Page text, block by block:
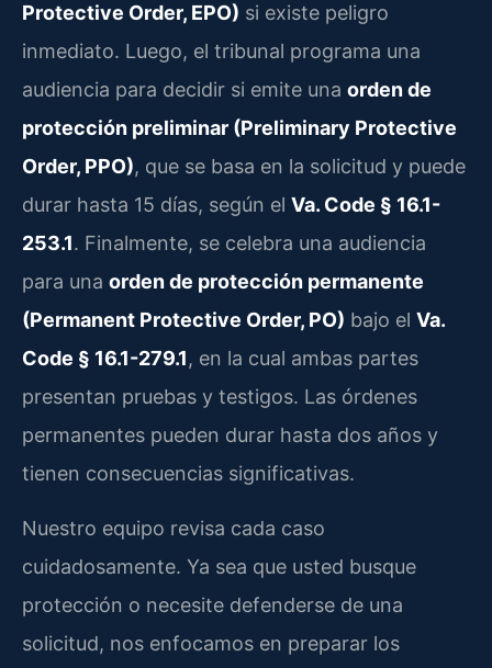
Protective Order, EPO) si existe peligro
inmediato. Luego, el tribunal programa una
audiencia para decidir si emite una orden de
protección preliminar (Preliminary Protective
Order, PPO), que se basa en la solicitud y puede
durar hasta 15 días, según el Va. Code § 16.1-
253.1. Finalmente, se celebra una audiencia
para una orden de protección permanente
(Permanent Protective Order, PO) bajo el Va.
Code § 16.1-279.1, en la cual ambas partes
presentan pruebas y testigos. Las órdenes
permanentes pueden durar hasta dos años y
tienen consecuencias significativas.
Nuestro equipo revisa cada caso
cuidadosamente. Ya sea que usted busque
protección o necesite defenderse de una
solicitud, nos enfocamos en preparar los